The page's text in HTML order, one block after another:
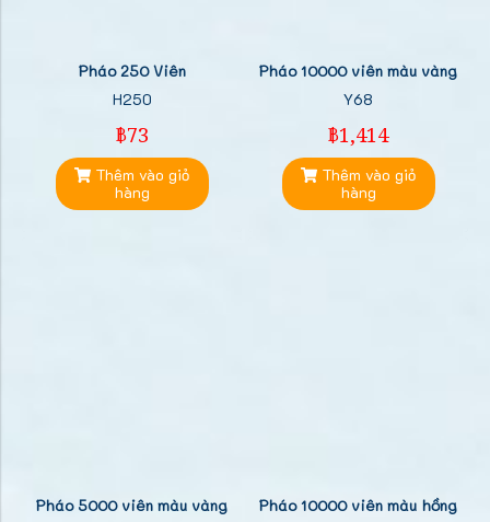
Pháo 250 Viên
H250
฿73
hàng
Pháo 10000 viên màu vàng
Y68
฿1,414
hàng
Pháo 5000 viên màu vàng
Pháo 10000 viên màu hồng